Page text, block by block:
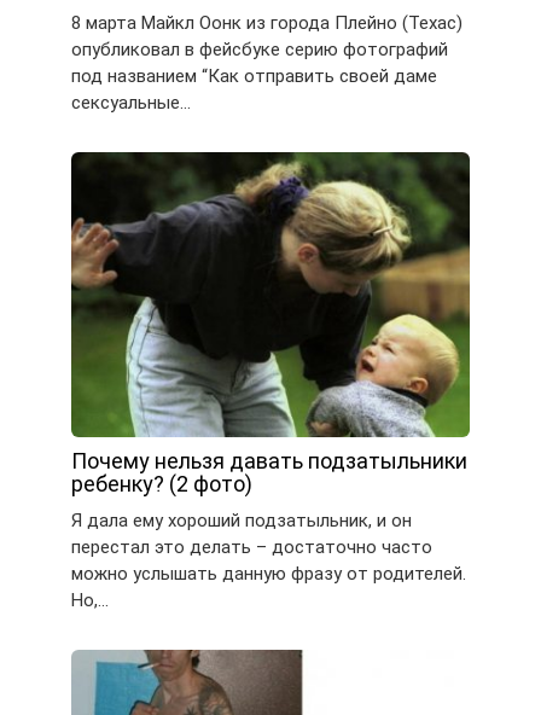
8 марта Майкл Оонк из города Плейно (Техас)
опубликовал в фейсбуке серию фотографий
под названием “Как отправить своей даме
сексуальные…
Почему нельзя давать подзатыльники
ребенку? (2 фото)
Я дала ему хороший подзатыльник, и он
перестал это делать – достаточно часто
можно услышать данную фразу от родителей.
Но,…